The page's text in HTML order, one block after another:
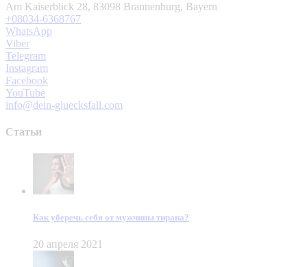
Am Kaiserblick 28, 83098 Brannenburg, Bayern
+08034-6368767
WhatsApp
Viber
Telegram
Instagram
Facebook
YouTube
info@dein-gluecksfall.com
Статьи
Как уберечь себя от мужчины тирана?
20 апреля 2021